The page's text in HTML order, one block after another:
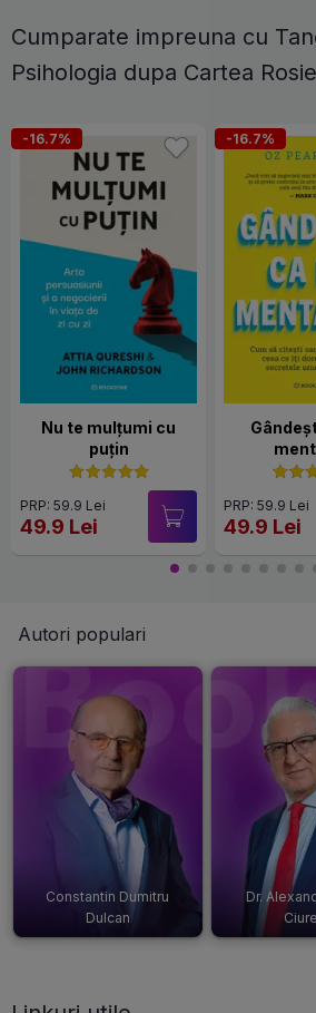
Cumparate impreuna cu
Psihologia dupa Cartea
-16.7%
Nu te mulțumi cu
puțin
PRP: 59.9 Lei
49.9 Lei
-16.7%
PRP: 59.9 Lei
49.9 Lei
Autori populari
Constantin Dumitru
Dulcan
Dr.